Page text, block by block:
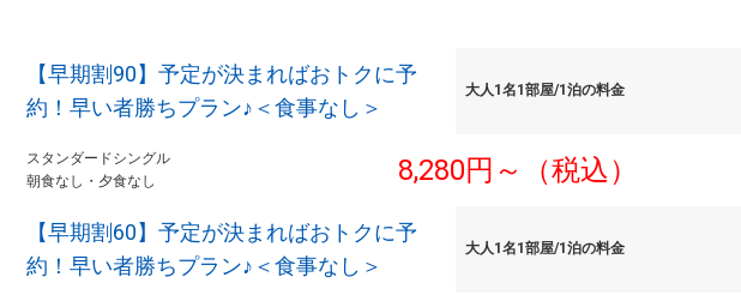
【早期割90】予定が決まればおトクに予
約！早い者勝ちプラン♪＜食事なし＞
大人1名1部屋/1泊の料金
スタンダードシングル
朝食なし・夕食なし
8,280円～（税込）
【早期割60】予定が決まればおトクに予
約！早い者勝ちプラン♪＜食事なし＞
大人1名1部屋/1泊の料金